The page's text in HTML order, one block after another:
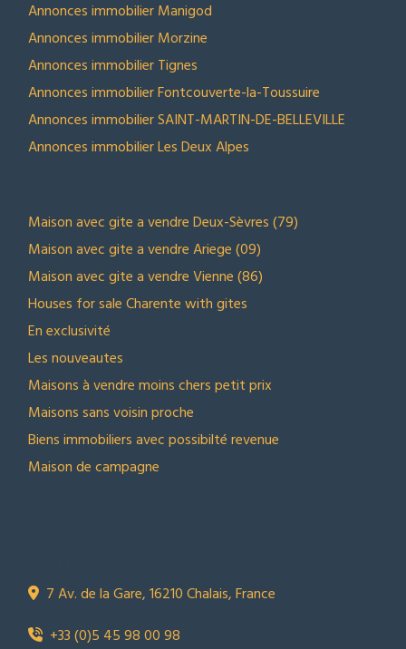
Annonces immobilier Manigod
Annonces immobilier Morzine
Annonces immobilier Tignes
Annonces immobilier Fontcouverte-la-Toussuire
Annonces immobilier SAINT-MARTIN-DE-BELLEVILLE
Annonces immobilier Les Deux Alpes
Maison avec gite a vendre Deux-Sèvres (79)
Maison avec gite a vendre Ariege (09)
Maison avec gite a vendre Vienne (86)
Houses for sale Charente with gites
En exclusivité
Les nouveautes
Maisons à vendre moins chers petit prix
Maisons sans voisin proche
Biens immobiliers avec possibilté revenue
Maison de campagne
7 Av. de la Gare, 16210 Chalais, France
+33 (0)5 45 98 00 98